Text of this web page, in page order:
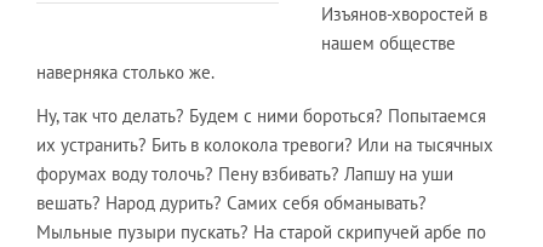
Изъянов-хворостей в
нашем обществе
наверняка столько же.
Ну, так что делать? Будем с ними бороться? Попытаемся
их устранить? Бить в колокола тревоги? Или на тысячных
форумах воду толочь? Пену взбивать? Лапшу на уши
вешать? Народ дурить? Самих себя обманывать?
Мыльные пузыри пускать? На старой скрипучей арбе по